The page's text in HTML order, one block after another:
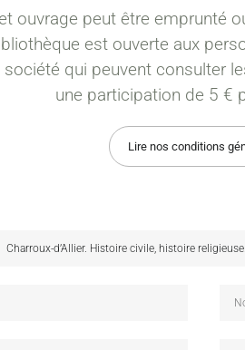
ouvrage peut être emprunté
est ouverte aux
société qui peuvent consulter
une participation de 5 €
Lire nos conditions